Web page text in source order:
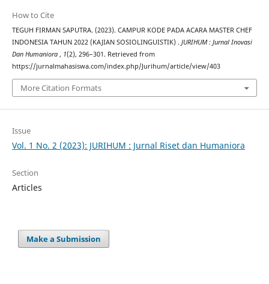
How to Cite
TEGUH FIRMAN SAPUTRA. (2023). CAMPUR KODE PADA ACARA MASTER CHEF
INDONESIA TAHUN 2022 (KAJIAN SOSIOLINGUISTIK) . JURIHUM : Jurnal Inovasi
Dan Humaniora , 1(2), 296–301. Retrieved from
https://jurnalmahasiswa.com/index.php/Jurihum/article/view/403
More Citation Formats
Issue
Vol. 1 No. 2 (2023): JURIHUM : Jurnal Riset dan Humaniora
Section
Articles
Make a Submission